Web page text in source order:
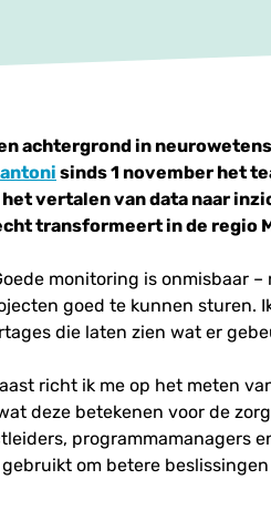
achtergrond in
sinds 1 november het
vertalen van data naar
transformeert in de regio
monitoring is onmisbaar
goed te kunnen sturen.
die laten zien wat er
richt ik me op het meten
deze betekenen voor de
programmamanagers
om betere